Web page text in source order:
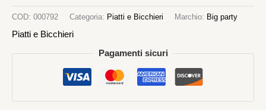
COD: 000792 Categoria: Piatti e Bicchieri Marchio: Big party
Piatti e Bicchieri
Pagamenti sicuri